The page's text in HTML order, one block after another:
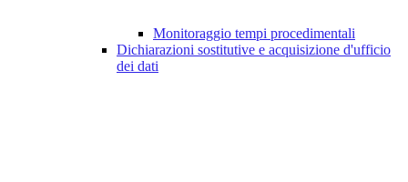
Monitoraggio tempi procedimentali
Dichiarazioni sostitutive e acquisizione d'ufficio
dei dati